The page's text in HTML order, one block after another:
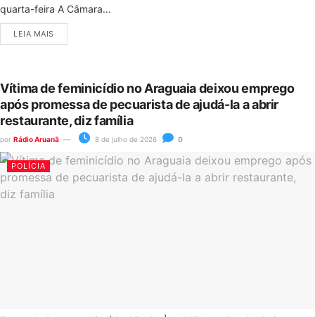
quarta-feira A Câmara...
LEIA MAIS
Vítima de feminicídio no Araguaia deixou emprego
após promessa de pecuarista de ajudá-la a abrir
restaurante, diz família
por Rádio Aruanã 8 de julho de 2026 0
POLÍCIA